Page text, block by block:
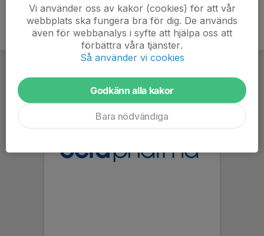
Vi använder oss av kakor (cookies) för att vår
webbplats ska fungera bra för dig. De används
även för webbanalys i syfte att hjälpa oss att
förbättra våra tjänster.
Så använder vi cookies
Godkänn alla kakor
Bara nödvändiga